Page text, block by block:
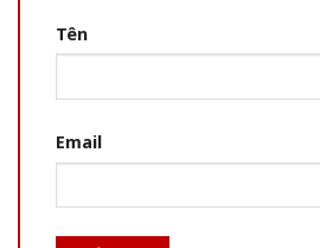
Tên
Email